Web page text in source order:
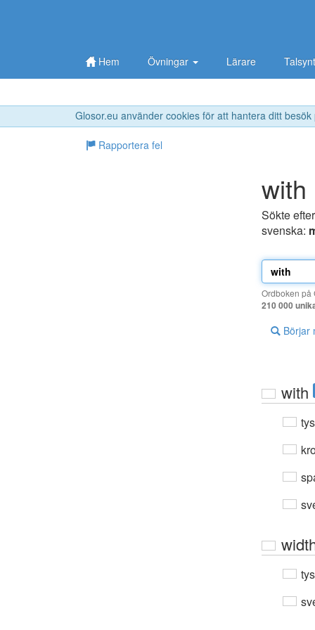
Glosor.eu använder cookies för att hantera ditt
Hem Övningar Lärare
Rapportera fel
with
Sökte
svenska:
Ordboken på
210 000
Börjar
with